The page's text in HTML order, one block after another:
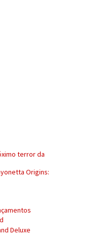
terror da
Origins:
Deluxe